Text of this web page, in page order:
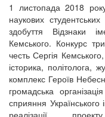
1 листопада 2018
наукових
здобуття Відзнаки
Кемського. Конкурс
честь Сергія
історика, політолога,
комплекс Героїв
громадська
сприяння Українського
реалізації